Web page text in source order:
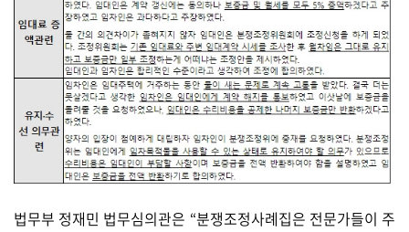
법무부 정재민 법무심의관은 “분쟁조정사례집은 전문가들이 주